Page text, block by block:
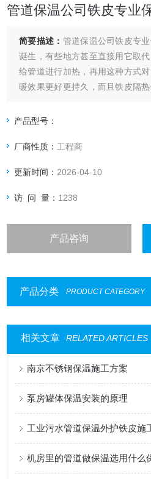
管道保温公司铁皮专业
简要描述： 管道保温公司铁皮专
诞生，有些地方甚至直接用它取
给管道进行加热，再用这种方式
暖效果更好更持久，而且铁皮隔
产品型号：
厂商性质： 工程商
更新时间： 2026-04-10
访 问 量： 1238
产品咨询
产品分类 PRODUCT CATEGORY
相关文章 RELATED ARTICLES
南京不锈钢保温施工方案
泵房罐体保温安装的原理
工业污水管道保温外护铁皮施
机房里的管道做保温选用什么